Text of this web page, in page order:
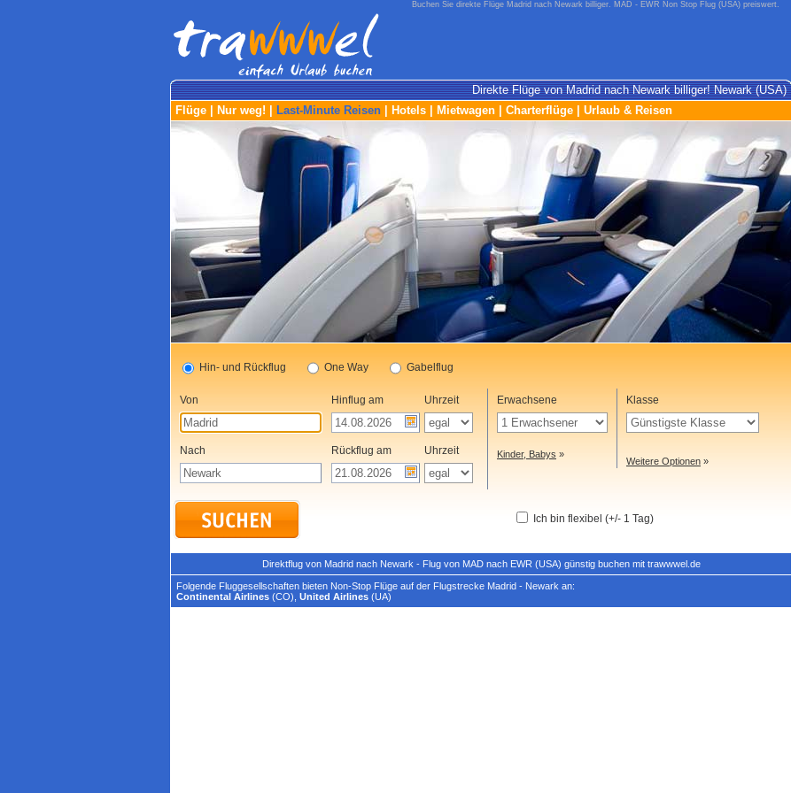
Buchen Sie direkte Flüge Madrid nach Newark billiger. MAD - EWR Non Stop Flug (USA) preiswert.
Direkte Flüge von Madrid nach Newark billiger! Newark (USA)
Flüge
Nur weg! Last-Minute Reisen Hotels Mietwagen Charterflüge Urlaub & Reisen
Hin- und Rückflug One Way Gabelflug
Von Hinflug am Uhrzeit
Nach Rückflug am Uhrzeit
Erwachsene
Kinder, Babys »
Klasse
Weitere Optionen »
Ich bin flexibel (+/- 1 Tag)
Direktflug von Madrid nach Newark - Flug von MAD nach EWR (USA) günstig buchen mit trawwwel.de
Folgende Fluggesellschaften bieten Non-Stop Flüge auf der Flugstrecke Madrid - Newark an:
Continental Airlines (CO), United Airlines (UA)